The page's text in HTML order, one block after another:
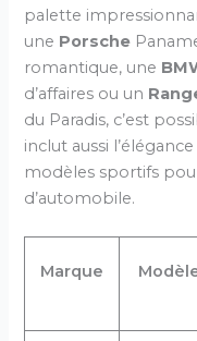
palette
une Porsche
romantique, une
d’affaires ou un
du Paradis, c’est
inclut aussi
modèles sportifs
d’automobile.
Marque